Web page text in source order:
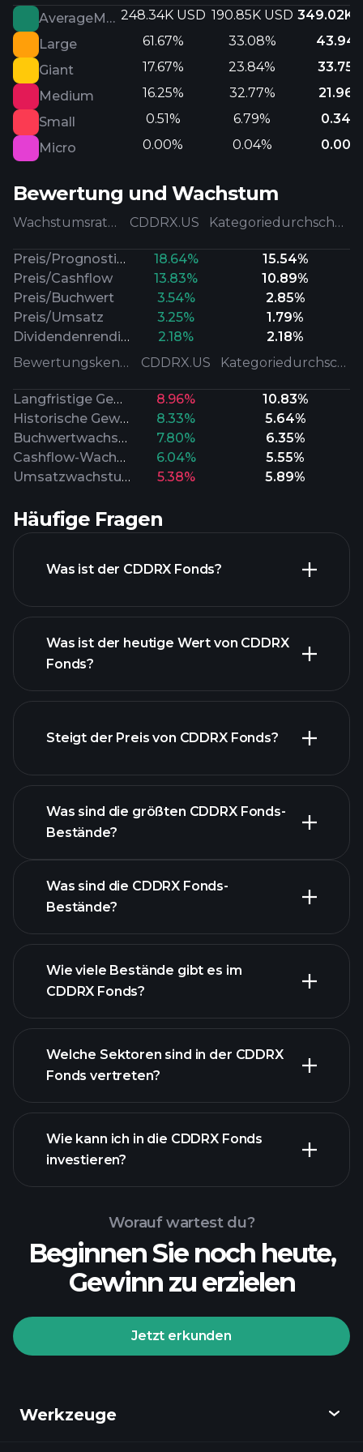
AverageMarketCap 248.34K USD 190.85K USD 349.02K
Large
61.67% 33.08%
Giant
17.67% 23.84%
Medium
16.25% 32.77%
Small
0.51% 6.79%
0.34%
Micro
0.00% 0.04% 0.00%
Bewertung und Wachstum
Wachstumsraten CDDRX.US Kategoriedurchschnitt
Preis/Prognostizierter Gewinn 18.64%
15.54%
Preis/Cashflow
13.83%
10.89%
Preis/Buchwert
3.54%
2.85%
Preis/Umsatz
3.25%
1.79%
Dividendenrendite
2.18%
2.18%
Bewertungskennzahlen
CDDRX.US Kategoriedurchschnitt
Langfristige Gewinne 8.96%
10.83%
Historische Gewinne
8.33%
5.64%
Buchwertwachstum
7.80%
6.35%
Cashflow-Wachstum
6.04%
5.55%
Umsatzwachstum
5.38% 5.89%
Häufige Fragen
Was ist der CDDRX Fonds?
Was ist der heutige Wert von CDDRX
Fonds?
fortgeschrittenen Chart
Steigt der Preis von CDDRX Fonds?
Was sind die größten CDDRX Fonds-
Bestände?
Bestände
Was sind die CDDRX Fonds-
Bestände?
Bestände
Wie viele Bestände gibt es im
CDDRX Fonds?
Welche Sektoren sind in der CDDRX
Fonds vertreten?
Wie kann ich in die CDDRX Fonds
investieren?
Worauf wartest du?
Beginnen Sie noch heute,
Gewinn zu erzielen
Jetzt erkunden
Werkzeuge